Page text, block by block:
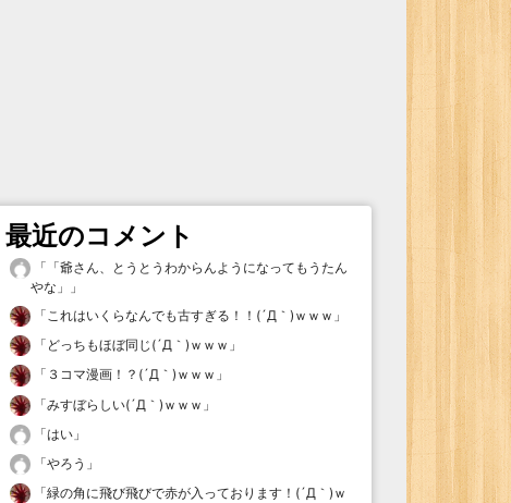
最近のコメント
「 「爺さん、とうとうわからんようになってもうたん
やな」
」
「これはいくらなんでも古すぎる！！(´Д｀)ｗｗｗ 」
「 どっちもほぼ同じ(´Д｀)ｗｗｗ 」
「 ３コマ漫画！？(´Д｀)ｗｗｗ 」
「みすぼらしい(´Д｀)ｗｗｗ 」
「はい 」
「やろう 」
「緑の角に飛び飛びで赤が入っております！(´Д｀)ｗ